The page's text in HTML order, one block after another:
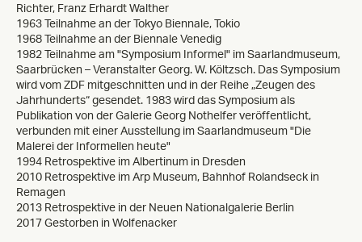
Richter, Franz Erhardt Walther
1963 Teilnahme an der Tokyo Biennale, Tokio
1968 Teilnahme an der Biennale Venedig
1982 Teilnahme am "Symposium Informel" im Saarlandmuseum,
Saarbrücken – Veranstalter Georg. W. Költzsch. Das Symposium
wird vom ZDF mitgeschnitten und in der Reihe „Zeugen des
Jahrhunderts“ gesendet. 1983 wird das Symposium als
Publikation von der Galerie Georg Nothelfer veröffentlicht,
verbunden mit einer Ausstellung im Saarlandmuseum "Die
Malerei der Informellen heute"
1994 Retrospektive im Albertinum in Dresden
2010 Retrospektive im Arp Museum, Bahnhof Rolandseck in
Remagen
2013 Retrospektive in der Neuen Nationalgalerie Berlin
2017 Gestorben in Wolfenacker